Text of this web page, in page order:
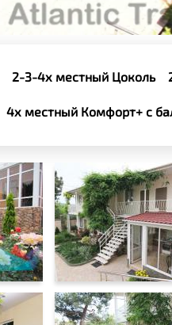
2-3-4х местный Цоколь
4х местный Комфорт+ с